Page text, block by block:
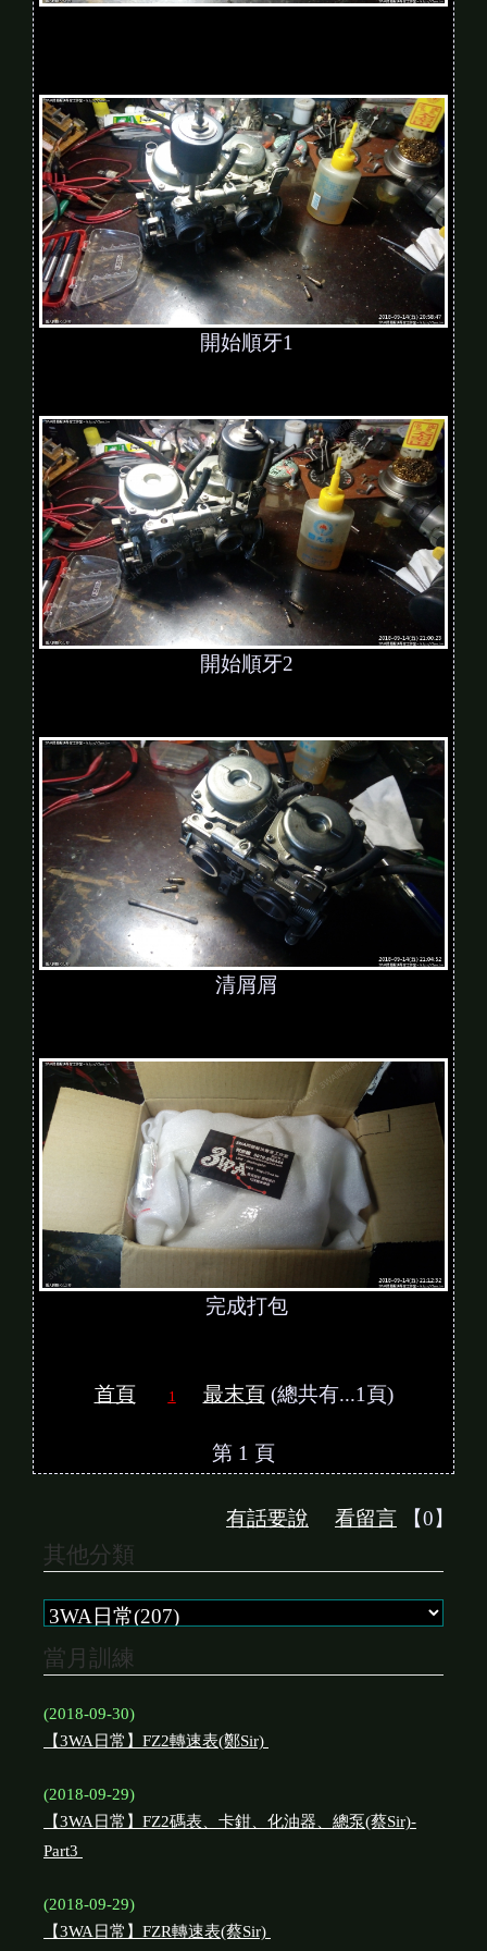
開始順牙1
開始順牙2
清屑屑
完成打包
首頁 1 最末頁(總共有...1頁)
第 1 頁
有話要說 看留言 【0】
其他分類
當月訓練
(2018-09-30)
【3WA日常】FZ2轉速表(鄭Sir)
(2018-09-29)
【3WA日常】FZ2碼表、卡鉗、化油器、總泵(蔡Sir)-
Part3
(2018-09-29)
【3WA日常】FZR轉速表(蔡Sir)